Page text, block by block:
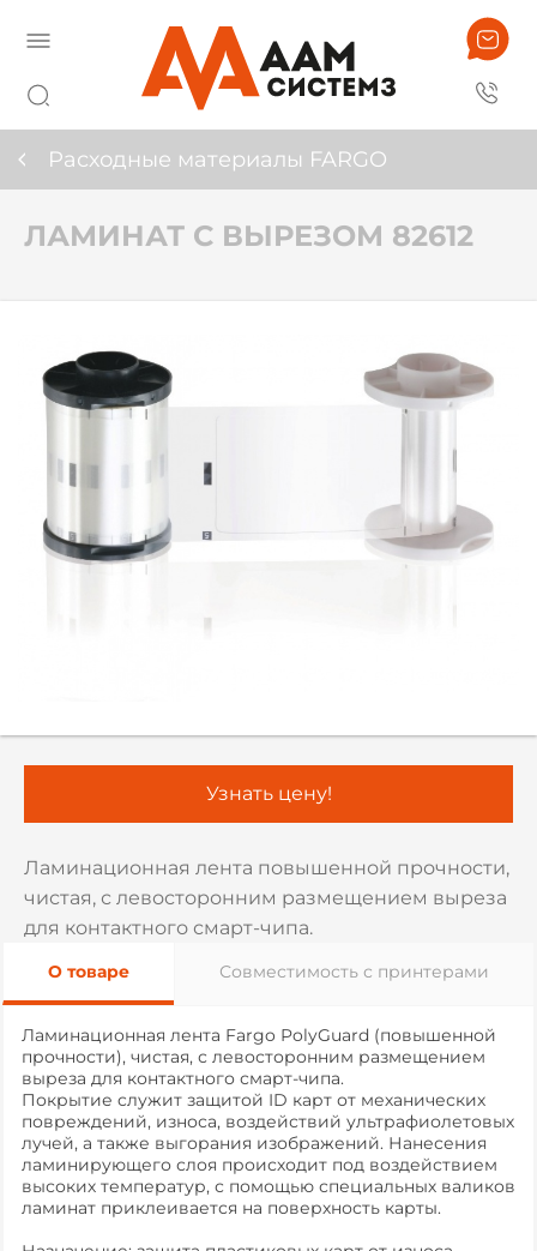
Расходные материалы FARGO
ЛАМИНАТ С ВЫРЕЗОМ 82612
Ламинационная лента повышенной прочности,
чистая, с левосторонним размещением выреза
для контактного смарт-чипа.
Узнать цену!
О товаре Совместимость с принтерами
Ламинационная лента Fargo PolyGuard (повышенной
прочности), чистая, с левосторонним размещением
выреза для контактного смарт-чипа.
Покрытие cлужит защитой ID карт от механических
повреждений, износа, воздействий ультрафиолетовых
лучей, а также выгорания изображений. Нанесения
ламинирующего слоя происходит под воздействием
высоких температур, с помощью специальных валиков
ламинат приклеивается на поверхность карты.